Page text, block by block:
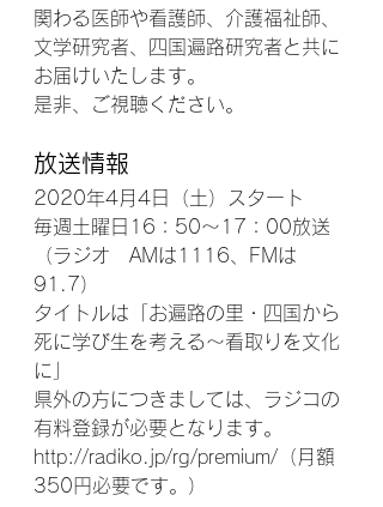
関わる医師や看護師、介護福祉師、
文学研究者、四国遍路研究者と共に
お届けいたします。
是非、ご視聴ください。
放送情報
2020年4月4日（土）スタート
毎週土曜日16：50～17：00放送
（ラジオ　AMは1116、FMは
91.7）
タイトルは「お遍路の里・四国から
死に学び生を考える～看取りを文化
に」
県外の方につきましては、ラジコの
有料登録が必要となります。
http://radiko.jp/rg/premium/（月額
350円必要です。）